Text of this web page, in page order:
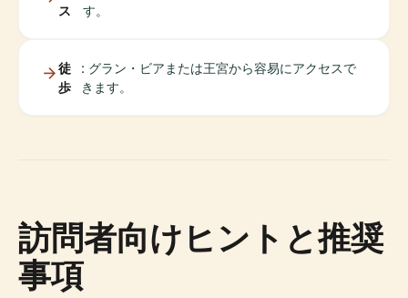
ス
す。
徒
歩
: グラン・ビアまたは王宮から容易にアクセスで
きます。
訪問者向けヒントと推奨
事項